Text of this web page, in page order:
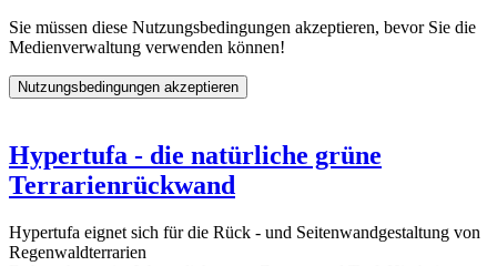
Sie müssen diese Nutzungsbedingungen akzeptieren, bevor Sie die
Medienverwaltung verwenden können!
Hypertufa - die natürliche grüne
Terrarienrückwand
Hypertufa eignet sich für die Rück - und Seitenwandgestaltung von
Regenwaldterrarien